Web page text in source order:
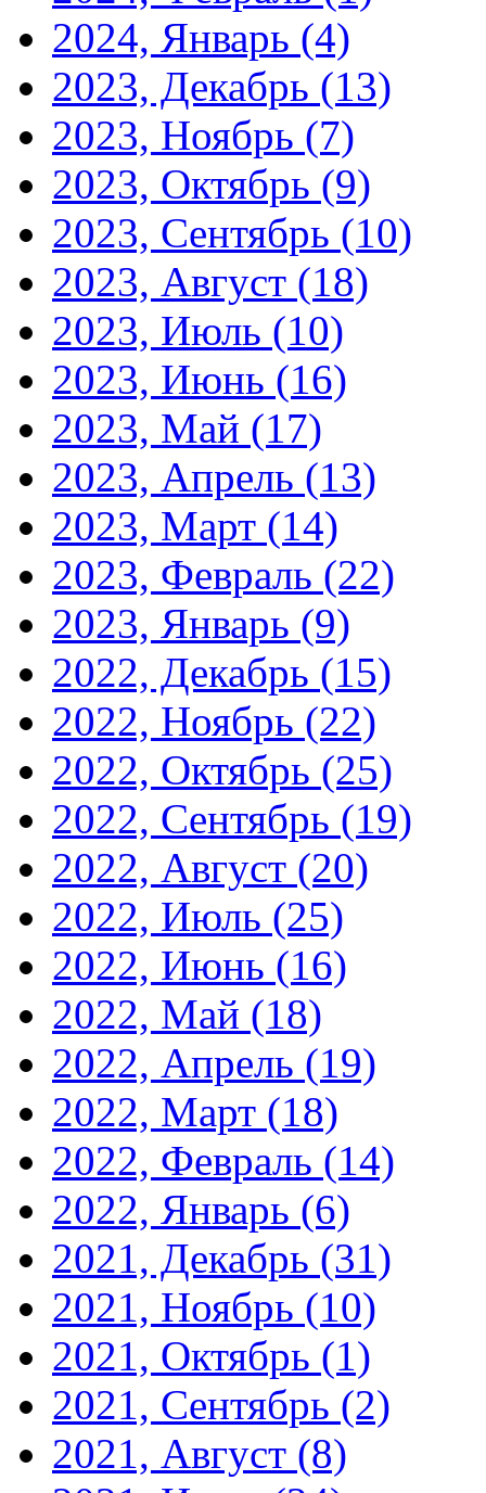
2024, Январь (4)
2023, Декабрь (13)
2023, Ноябрь (7)
2023, Октябрь (9)
2023, Сентябрь (10)
2023, Август (18)
2023, Июль (10)
2023, Июнь (16)
2023, Май (17)
2023, Апрель (13)
2023, Март (14)
2023, Февраль (22)
2023, Январь (9)
2022, Декабрь (15)
2022, Ноябрь (22)
2022, Октябрь (25)
2022, Сентябрь (19)
2022, Август (20)
2022, Июль (25)
2022, Июнь (16)
2022, Май (18)
2022, Апрель (19)
2022, Март (18)
2022, Февраль (14)
2022, Январь (6)
2021, Декабрь (31)
2021, Ноябрь (10)
2021, Октябрь (1)
2021, Сентябрь (2)
2021, Август (8)